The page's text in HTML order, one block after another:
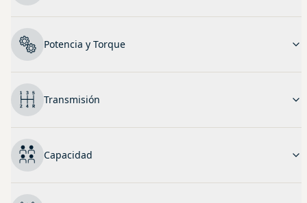
Potencia y Torque
Transmisión
Capacidad